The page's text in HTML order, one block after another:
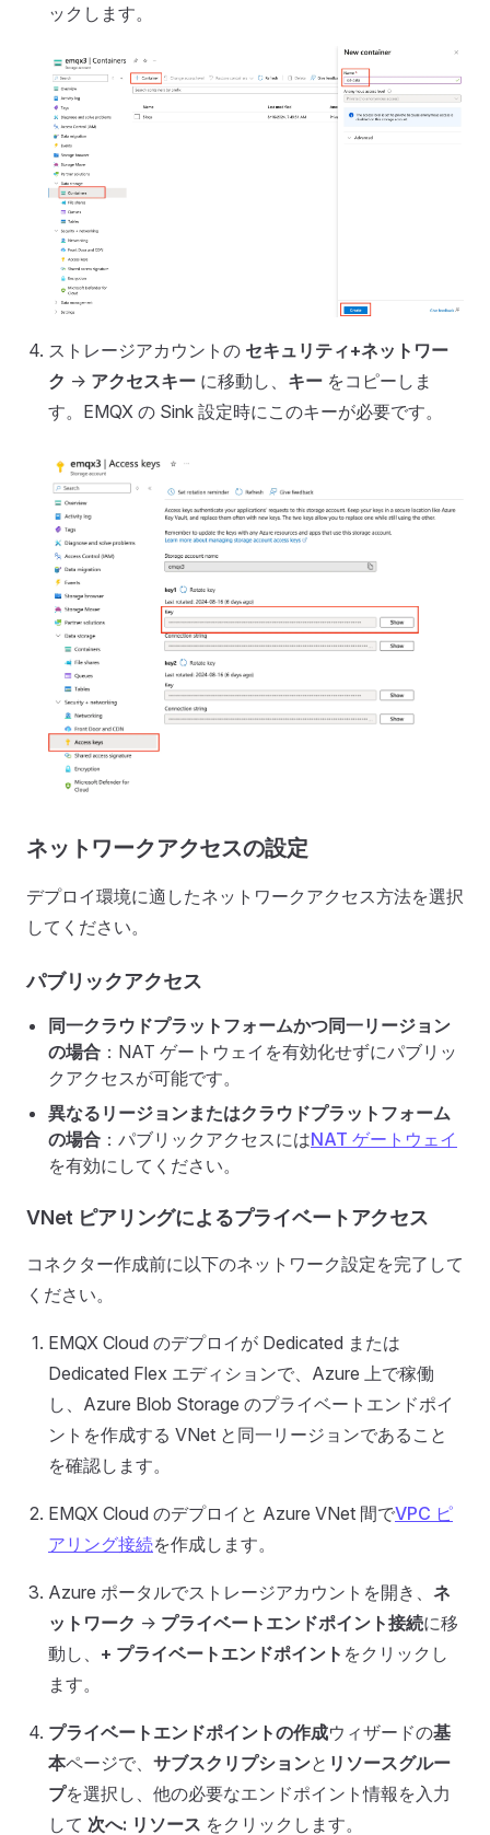
ックします。
ストレージアカウントの セキュリティ+ネットワー
ク -> アクセスキー に移動し、 キー をコピーしま
す。EMQX の Sink 設定時にこのキーが必要です。
ネットワークアクセスの設定
デプロイ環境に適したネットワークアクセス方法を選択
してください。
パブリックアクセス
同一クラウドプラットフォームかつ同一リージョン
の場合 ：NAT ゲートウェイを有効化せずにパブリッ
クアクセスが可能です。
異なるリージョンまたはクラウドプラットフォーム
の場合 ：パブリックアクセスにはNAT ゲートウェイ
を有効にしてください。
VNet ピアリングによるプライベートアクセス
コネクター作成前に以下のネットワーク設定を完了して
ください。
EMQX Cloud のデプロイが Dedicated または
Dedicated Flex エディションで、Azure 上で稼働
し、Azure Blob Storage のプライベートエンドポイ
ントを作成する VNet と同一リージョンであること
を確認します。
EMQX Cloud のデプロイと Azure VNet 間でVPC ピ
アリング接続を作成します。
Azure ポータルでストレージアカウントを開き、 ネ
ットワーク -> プライベートエンドポイント接続に移
動し、 + プライベートエンドポイント をクリックし
ます。
プライベートエンドポイントの作成ウィザードの基
本ページで、 サブスクリプションと リソースグルー
プを選択し、他の必要なエンドポイント情報を入力
して 次へ: リソース をクリックします。